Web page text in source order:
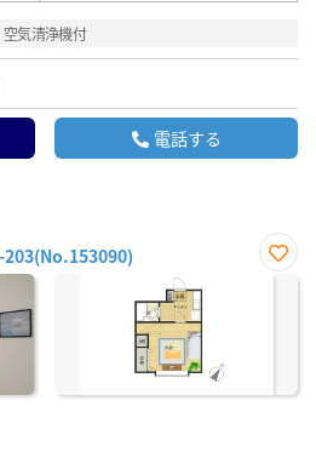
空気清浄機付
電話する
203(No.153090)
お気